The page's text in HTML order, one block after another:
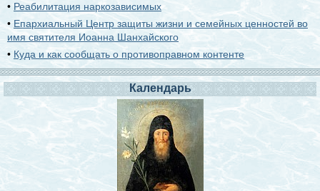
• Реабилитация наркозависимых
• Епархиальный Центр защиты жизни и семейных ценностей во
имя святителя Иоанна Шанхайского
• Куда и как сообщать о противоправном контенте
Календарь